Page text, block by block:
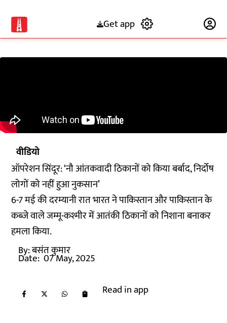
Get app
वीडियो
ऑपरेशन सिंदूर: ‘नौ आंतकवादी ठिकानों को किया बर्बाद, निर्दोष
लोगों को नहीं हुआ नुकसान’
6-7 मई की दरम्यानी रात भारत ने पाकिस्तान और पाकिस्तान के
कब्जे वाले जम्मू-कश्मीर में आतंकी ठिकानों को निशाना बनाकर
हमला किया.
By:बसंत कुमार
Date: 07 May, 2025
Read in app